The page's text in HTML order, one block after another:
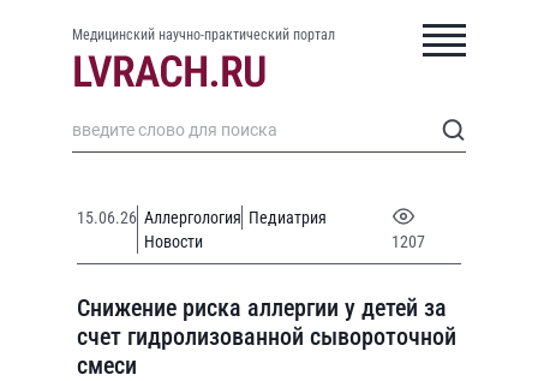
Медицинский научно-практический портал
15.06.26 Аллергология Педиатрия
Новости
1207
Снижение риска аллергии у детей за
счет гидролизованной сывороточной
смеси